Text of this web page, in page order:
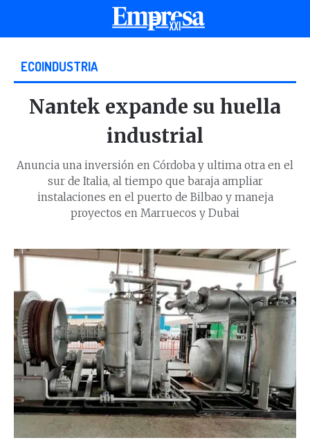
ECOINDUSTRIA
Nantek expande su huella
industrial
Anuncia una inversión en Córdoba y ultima otra en el
sur de Italia, al tiempo que baraja ampliar
instalaciones en el puerto de Bilbao y maneja
proyectos en Marruecos y Dubai